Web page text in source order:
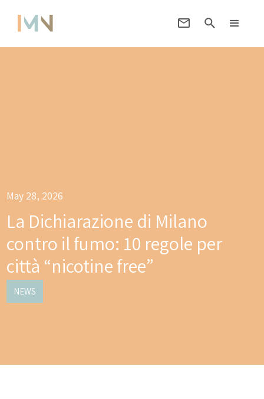
May 28, 2026
La Dichiarazione di Milano
contro il fumo: 10 regole per
città “nicotine free”
NEWS